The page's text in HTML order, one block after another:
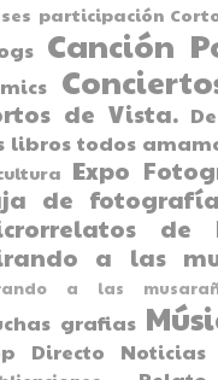
participación
Canción
de Vista.
libros todos
Expo
de
de
a las
a las
grafias
Directo Noticias